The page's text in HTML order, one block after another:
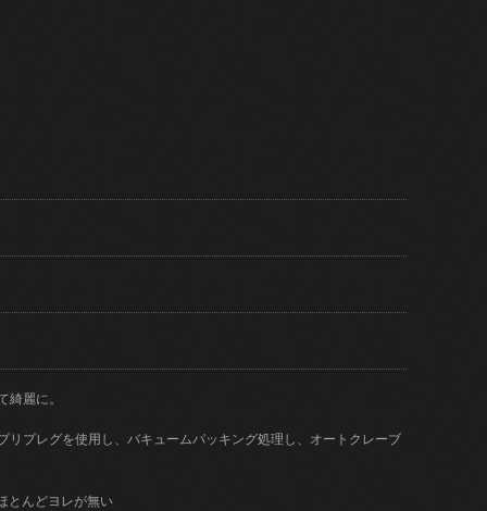
綺麗に。
リプレグを使用し、バキュームパッキング処理し、オートクレーブ
とんどヨレが無い